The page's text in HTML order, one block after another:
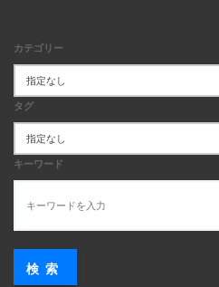
カテゴリー
タグ
キーワード
検索